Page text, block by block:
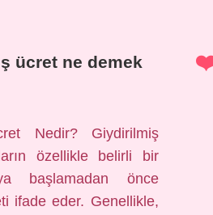
ücret ne demek
Nedir? Giydirilmiş
özellikle belirli bir
başlamadan önce
ifade eder. Genellikle,